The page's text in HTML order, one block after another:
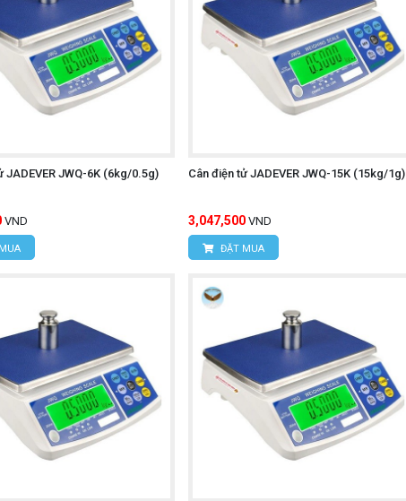
JADEVER JWQ-6K (6kg/0.5g)
VND
Cân điện tử JADEVER JWQ-15K (15kg/1g)
3,047,500 VND
ĐẶT MUA